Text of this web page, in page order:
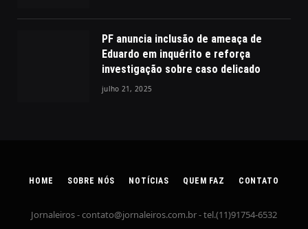
PF anuncia inclusão de ameaça de
Eduardo em inquérito e reforça
investigação sobre caso delicado
julho 21, 2025
HOME SOBRE NÓS NOTÍCIAS QUEM FAZ CONTATO
Jornaleiros -contato@jornaleiros.com.br- tel.(11)91754-6532